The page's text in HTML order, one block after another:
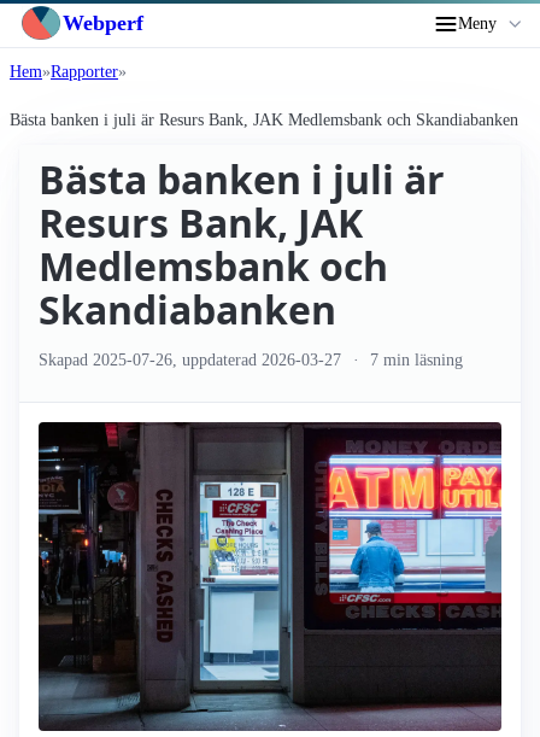
Webperf Meny
Hem Rapporter
Bästa banken i juli är Resurs Bank, JAK Medlemsbank och Skandiabanken
Bästa banken i juli är
Resurs Bank, JAK
Medlemsbank och
Skandiabanken
Skapad 2025-07-26 , uppdaterad 2026-03-27 7 min läsning